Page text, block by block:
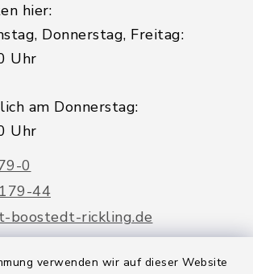
verwenden wir auf dieser Website
hier:
Donnerstag, Freitag:
Uhr
am Donnerstag:
Uhr
0
44
boostedt-rickling.de